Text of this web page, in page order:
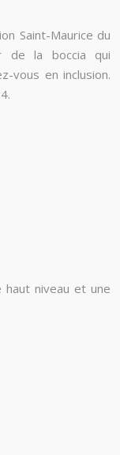
Saint-Maurice du
de la boccia qui
vous en inclusion.
haut niveau et une